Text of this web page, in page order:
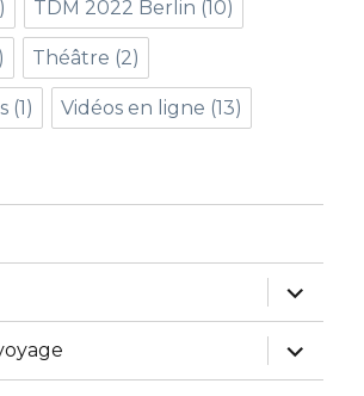
TDM 2022 Berlin (10)
Théâtre (2)
(1) Vidéos en ligne (13)
ouvrir
le
sous-
menu
ouvrir
le
sous-